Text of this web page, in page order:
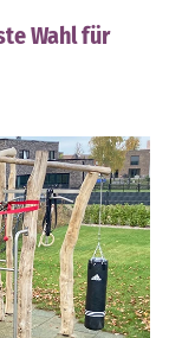
Wahl für